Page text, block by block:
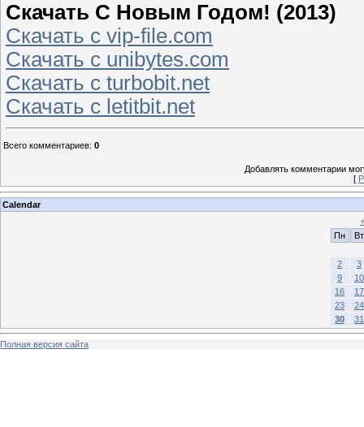
Скачать С Новым Годом! (2013)
Скачать с vip-file.com
Скачать с unibytes.com
Скачать с turbobit.net
Скачать с letitbit.net
Всего комментариев: 0
Добавлять комментарии
[
Calendar
Пн
Вт
2
3
9
10
16
17
23
24
30
31
Полная версия сайта